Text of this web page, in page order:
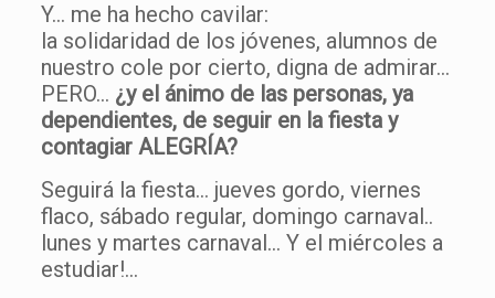
Y… me ha hecho cavilar:
la solidaridad de los jóvenes, alumnos de
nuestro cole por cierto, digna de admirar…
PERO… ¿y el ánimo de las personas, ya
dependientes, de seguir en la fiesta y
contagiar ALEGRÍA?
Seguirá la fiesta… jueves gordo, viernes
flaco, sábado regular, domingo carnaval..
lunes y martes carnaval… Y el miércoles a
estudiar!…